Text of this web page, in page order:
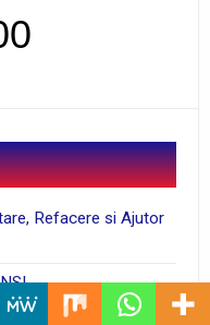
Refacere si Ajutor